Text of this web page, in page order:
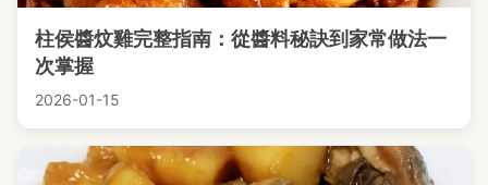
柱侯醬炆雞完整指南：從醬料秘訣到家常做法一
次掌握
2026-01-15